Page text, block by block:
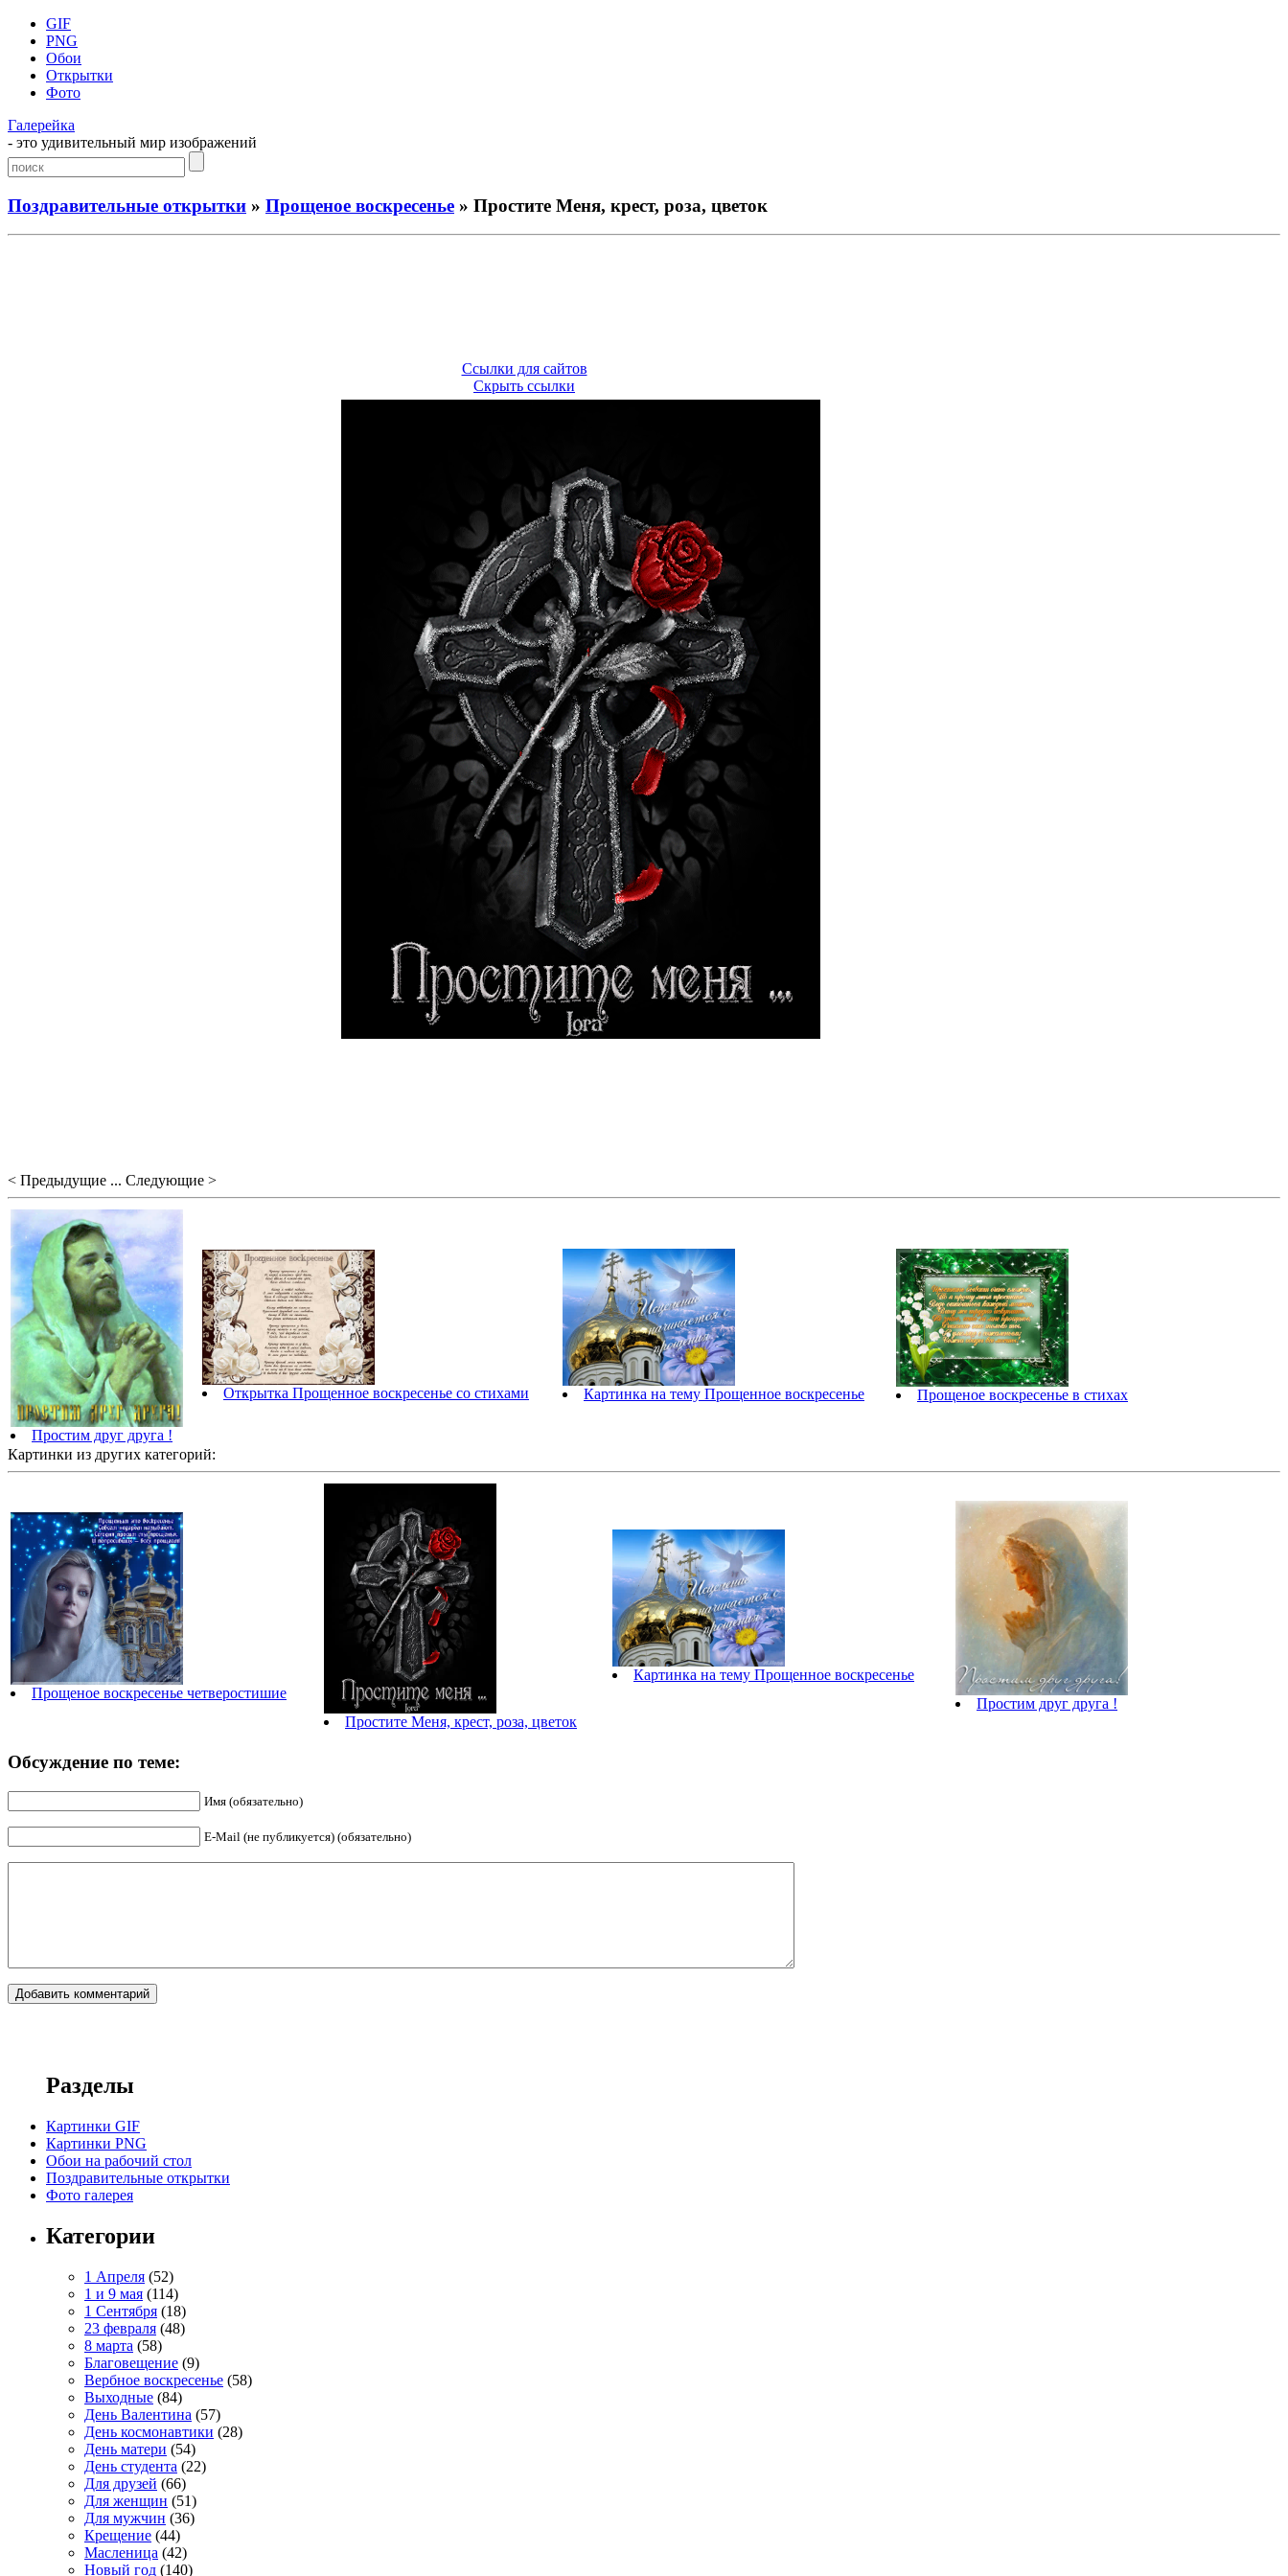
GIF
PNG
Обои
Открытки
Фото
Галерейка
- это удивительный мир изображений
Поздравительные открытки » Прощеное воскресенье » Простите Меня, крест, роза, цветок
Ссылки для сайтов
Скрыть ссылки
< Предыдущие ... Следующие >
Простим друг друга !
Открытка Прощенное воскресенье со стихами Картинка на тему Прощенное воскресенье Прощеное воскресенье в стихах
Картинки из других категорий:
Прощеное воскресенье четверостишие
Простите Меня, крест, роза, цветок
Картинка на тему Прощенное воскресенье
Простим друг друга !
Обсуждение по теме:
Имя (обязательно)
E-Mail (не публикуется) (обязательно)
Разделы
Картинки GIF
Картинки PNG
Обои на рабочий стол
Поздравительные открытки
Фото галерея
Категории
1 Апреля (52)
1 и 9 мая (114)
1 Сентября (18)
23 февраля (48)
8 марта (58)
Благовещение (9)
Вербное воскресенье (58)
Выходные (84)
День Валентина (57)
День космонавтики (28)
День матери (54)
День студента (22)
Для друзей (66)
Для женщин (51)
Для мужчин (36)
Крещение (44)
Масленица (42)
Новый год (140)